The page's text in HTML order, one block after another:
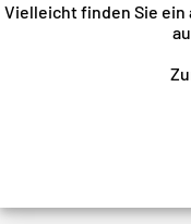
Vielleicht finden Sie